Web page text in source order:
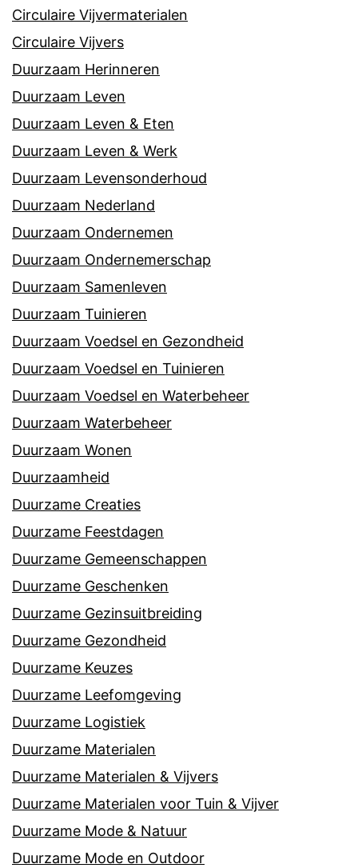
Circulaire Vijvermaterialen
Circulaire Vijvers
Duurzaam Herinneren
Duurzaam Leven
Duurzaam Leven & Eten
Duurzaam Leven & Werk
Duurzaam Levensonderhoud
Duurzaam Nederland
Duurzaam Ondernemen
Duurzaam Ondernemerschap
Duurzaam Samenleven
Duurzaam Tuinieren
Duurzaam Voedsel en Gezondheid
Duurzaam Voedsel en Tuinieren
Duurzaam Voedsel en Waterbeheer
Duurzaam Waterbeheer
Duurzaam Wonen
Duurzaamheid
Duurzame Creaties
Duurzame Feestdagen
Duurzame Gemeenschappen
Duurzame Geschenken
Duurzame Gezinsuitbreiding
Duurzame Gezondheid
Duurzame Keuzes
Duurzame Leefomgeving
Duurzame Logistiek
Duurzame Materialen
Duurzame Materialen & Vijvers
Duurzame Materialen voor Tuin & Vijver
Duurzame Mode & Natuur
Duurzame Mode en Outdoor